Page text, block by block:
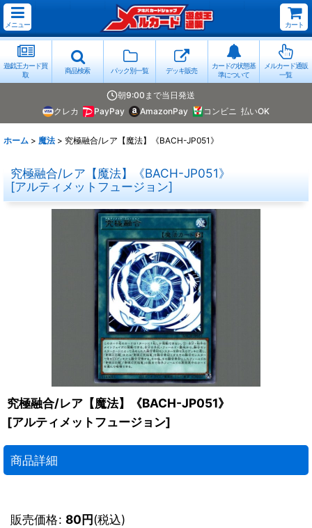
メニュー カート
遊戯王カード買
取
商品検索 パック別一覧 デッキ販売
カードの状態基
準について
メルカード通販
一覧
朝9:00まで当日発送
クレカ
PayPay AmazonPay コンビニ 払いOK
ホーム > 魔法 > 究極融合/レア【魔法】《BACH-JP051》
究極融合/レア【魔法】《BACH-JP051》
[アルティメットフュージョン]
究極融合/レア【魔法】《BACH-JP051》
[アルティメットフュージョン]
商品詳細
販売価格: 80円(税込)